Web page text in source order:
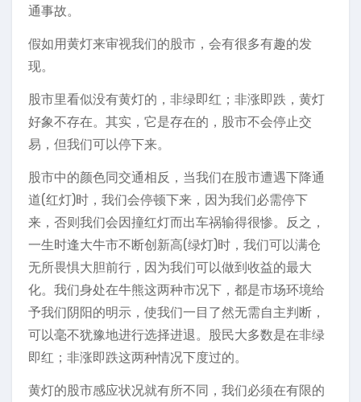
通事故。
假如用黄灯来审视我们的股市，会有很多有趣的发
现。
股市里看似没有黄灯的，非绿即红；非涨即跌，黄灯
好象不存在。其实，它是存在的，股市不会停止交
易，但我们可以停下来。
股市中的颜色同交通相反，当我们在股市遭遇下降通
道(红灯)时，我们会停顿下来，因为我们必需停下
来，否则我们会因撞红灯而出车祸输得很惨。反之，
一生时逢大牛市不断创新高(绿灯)时，我们可以满仓
无所畏惧大胆前行，因为我们可以做到收益的最大
化。我们身处在牛熊这两种市况下，都是市场环境给
予我们阴阳的明示，使我们一目了然无需自主判断，
可以毫不犹豫地进行选择进退。股民大多数是在非绿
即红；非涨即跌这两种情况下度过的。
黄灯的股市感应状况就有所不同，我们必须在有限的